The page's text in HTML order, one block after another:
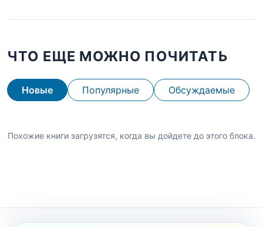
ЧТО ЕЩЕ МОЖНО ПОЧИТАТЬ
Новые Популярные Обсуждаемые
Похожие книги загрузятся, когда вы дойдете до этого блока.